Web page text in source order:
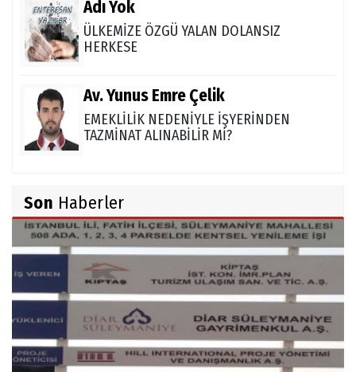
Adı Yok
ÜLKEMİZE ÖZGÜ YALAN DOLANSIZ
HERKESE
Av. Yunus Emre Çelik
EMEKLİLİK NEDENİYLE İŞYERİNDEN
TAZMİNAT ALINABİLİR Mİ?
TÜRK DEVLETLERİ TEŞKİLATI'NI ANLAMAK
M. Şevket Atalay
Nüfus ve Seçmen sayıları tutarsızlığı
Misafir Yazar
Son Haberler